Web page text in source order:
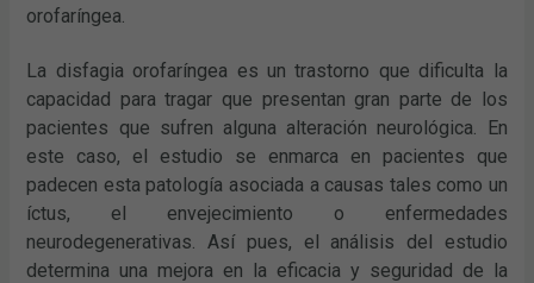
orofaríngea.
La disfagia orofaríngea es un trastorno que dificulta la
capacidad para tragar que presentan gran parte de los
pacientes que sufren alguna alteración neurológica. En
este caso, el estudio se enmarca en pacientes que
padecen esta patología asociada a causas tales como un
íctus, el envejecimiento o enfermedades
neurodegenerativas. Así pues, el análisis del estudio
determina una mejora en la eficacia y seguridad de la